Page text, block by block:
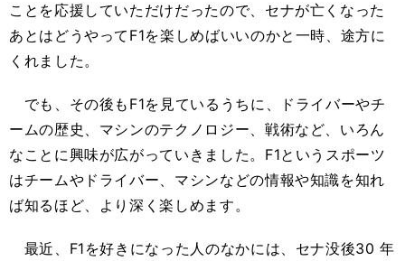
ことを応援していただけだったので、セナが亡くなった
あとはどうやってF1を楽しめばいいのかと一時、途方に
くれました。
でも、その後もF1を見ているうちに、ドライバーやチ
ームの歴史、マシンのテクノロジー、戦術など、いろん
なことに興味が広がっていきました。F1というスポーツ
はチームやドライバー、マシンなどの情報や知識を知れ
ば知るほど、より深く楽しめます。
最近、F1を好きになった人のなかには、セナ没後30 年